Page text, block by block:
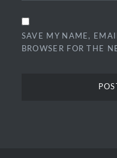
SAVE MY NAME,
BROWSER FOR THE